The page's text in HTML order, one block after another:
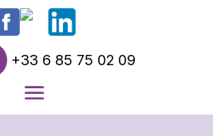
+33 6 85 75 02 09